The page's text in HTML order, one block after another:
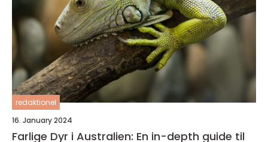
redaktionel
16. January 2024
Farlige Dyr i Australien: En in-depth guide til